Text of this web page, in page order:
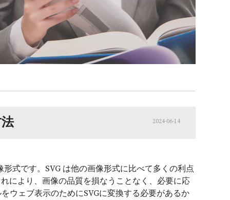
2024-06-14
式です。SVG は他の画像形式に比べて多くの利点
により、画像の品質を損なうことなく、必要に応
ウェブ表示のためにSVGに変換する必要があるか